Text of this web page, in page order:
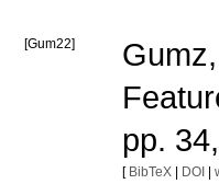
[Gum22]
pp.
[ BibTeX| DOI